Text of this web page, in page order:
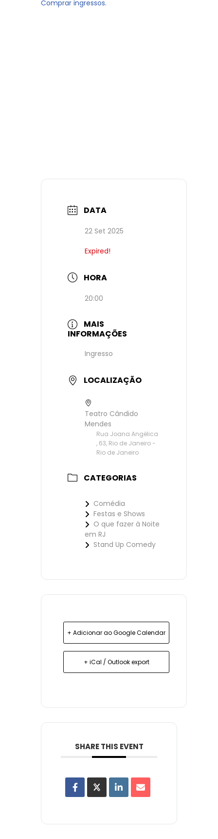
Comprar ingressos.
DATA
22 Set 2025
Expired!
HORA
20:00
MAIS
INFORMAÇÕES
Ingresso
LOCALIZAÇÃO
Teatro Cândido
Mendes
Rua Joana Angélica
, 63, Rio de Janeiro -
Rio de Janeiro
CATEGORIAS
Comédia
Festas e Shows
O que fazer à Noite
em RJ
Stand Up Comedy
+ Adicionar ao Google Calendar
+ iCal / Outlook export
SHARE THIS EVENT